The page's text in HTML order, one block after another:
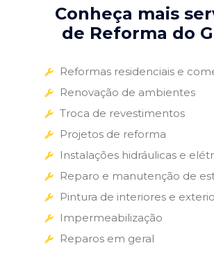
Conheça mais
de Reforma do
Reformas residenciais e
Renovação de ambientes
Troca de revestimentos
Projetos de reforma
Instalações hidráulicas e
Reparo e manutenção de
Pintura de interiores e
Impermeabilização
Reparos em geral